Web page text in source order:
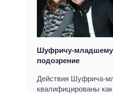
Шуфричу-
подозрение
Действия Шуфрича-
квалифицированы